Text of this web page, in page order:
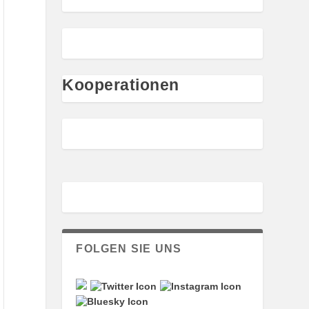
Kooperationen
FOLGEN SIE UNS